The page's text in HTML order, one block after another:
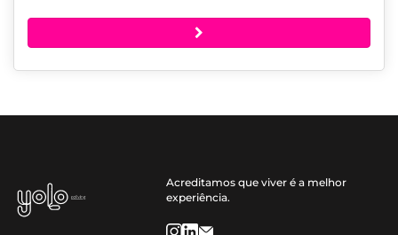
Acreditamos que viver é a melhor
experiência.